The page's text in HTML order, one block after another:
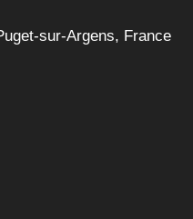
sur-Argens, France